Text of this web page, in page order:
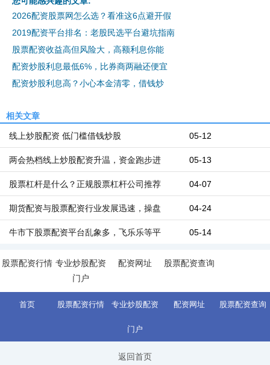
2026配资股票网怎么选？看准这6点避开假
2019配资平台排名：老股民选平台避坑指南
股票配资收益高但风险大，高额利息你能
配资炒股利息最低6%，比券商两融还便宜
配资炒股利息高？小心本金清零，借钱炒
相关文章
05-12
线上炒股配资 低门槛借钱炒股
05-13
两会热档线上炒股配资升温，资金跑步进
04-07
股票杠杆是什么？正规股票杠杆公司推荐
04-24
期货配资与股票配资行业发展迅速，操盘
05-14
牛市下股票配资平台乱象多，飞乐乐等平
股票配资行情 专业炒股配资
门户
配资网址 股票配资查询
首页 股票配资行情 专业炒股配资
门户
配资网址 股票配资查询
返回首页